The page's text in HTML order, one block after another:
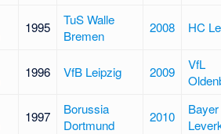
1995
TuS Walle
Bremen
2008 HC
1996 VfB Leipzig 2009
VfL
1997
Borussia
Dortmund
2010